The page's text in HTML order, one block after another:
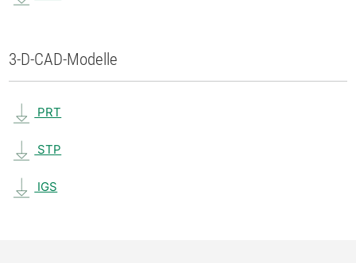
3-D-CAD-Modelle
PRT
STP
IGS